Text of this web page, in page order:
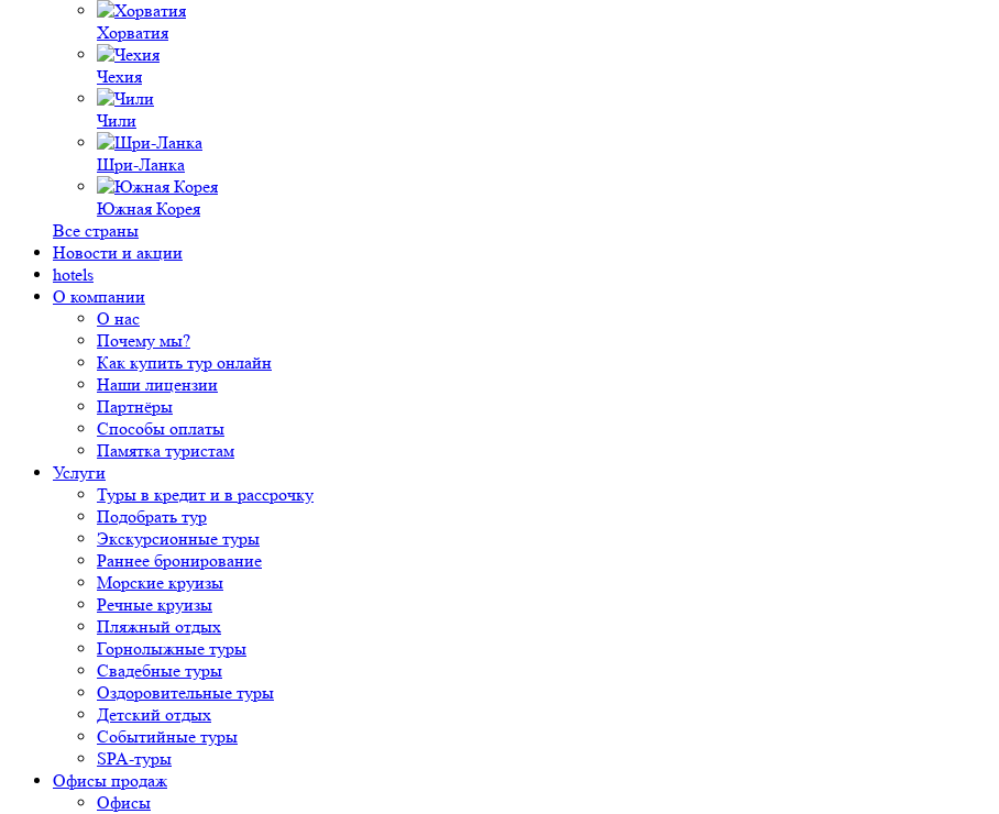
Хорватия
Чехия
Чили
Шри-Ланка
Южная Корея
Все страны
Новости и акции
hotels
О компании
О нас
Почему мы?
Как купить тур онлайн
Наши лицензии
Партнёры
Способы оплаты
Памятка туристам
Услуги
Туры в кредит и в рассрочку
Подобрать тур
Экскурсионные туры
Раннее бронирование
Морские круизы
Речные круизы
Пляжный отдых
Горнолыжные туры
Свадебные туры
Оздоровительные туры
Детский отдых
Событийные туры
SPA-туры
Офисы продаж
Офисы